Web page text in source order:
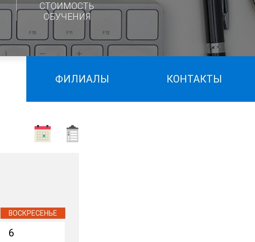
СТОИМОСТЬ
ОБУЧЕНИЯ
ФИЛИАЛЫ КОНТАКТЫ
ВОСКРЕСЕНЬЕ
6